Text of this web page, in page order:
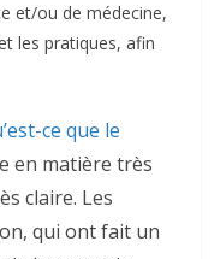
et/ou de médecine,
les pratiques, afin
ce que le
en matière très
claire. Les
qui ont fait un